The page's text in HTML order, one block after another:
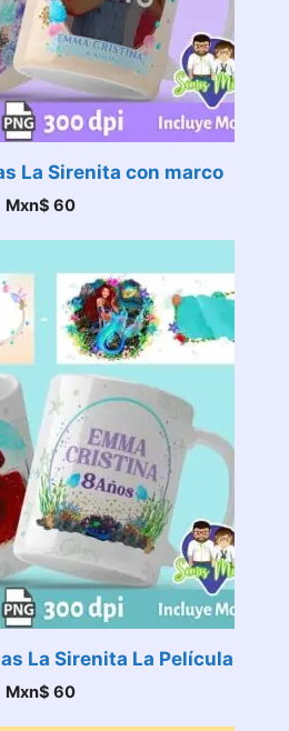
La Sirenita con marco
Mxn$ 60
La Sirenita La Película
Mxn$ 60